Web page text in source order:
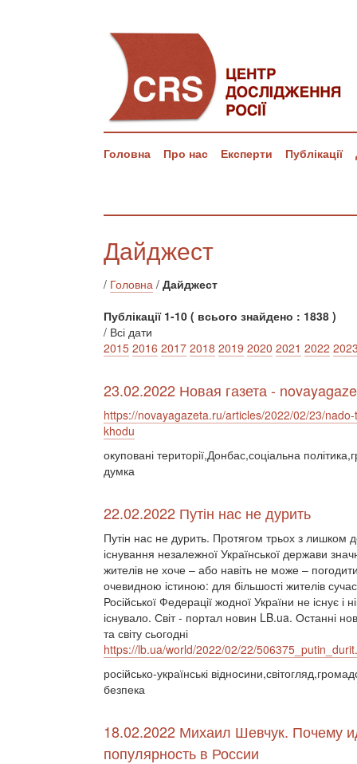
Головна Про нас Експерти Публікації
Дайджест
/ Головна / Дайджест
Публікації 1-10 ( всього знайдено : 1838 )
/ Всі дати
2015 2016 2017 2018 2019 2020 2021 2022
23.02.2022 Новая газета -
https://novayagazeta.ru/articles/2022/02/23/
khodu
окуповані території,Донбас,соціальна
думка
22.02.2022 Путін нас не дурить
Путін нас не дурить. Протягом трьох з лишком
існування незалежної Української держави
жителів не хоче – або навіть не може –
очевидною істиною: для більшості жителів
Російської Федерації жодної України не існує і
існувало. Світ - портал новин LB.ua. Останні
та світу сьогодні
https://lb.ua/world/2022/02/22/
російсько-українські
безпека
18.02.2022 Михаил Шевчук. Почему
популярность в России